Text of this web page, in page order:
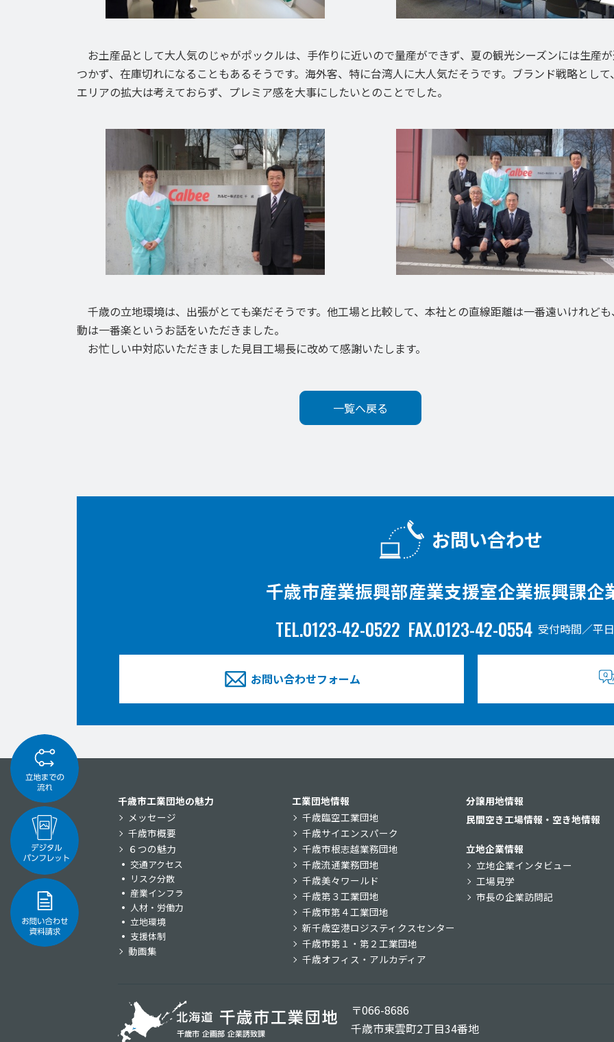
お土産品として大人気のじゃがポックルは、手作りに近いので量産ができず、夏の観光シーズンには生産
つかず、在庫切れになることもあるそうです。海外客、特に台湾人に大人気だそうです。ブランド戦略として
エリアの拡大は考えておらず、プレミア感を大事にしたいとのことでした。
千歳の立地環境は、出張がとても楽だそうです。他工場と比較して、本社との直線距離は一番遠いけれど
動は一番楽というお話をいただきました。
お忙しい中対応いただきました見目工場長に改めて感謝いたします。
一覧へ戻る
お問い合わせ
千歳市産業振興部産業支援室企業振興課企
TEL.0123-42-0522 FAX.0123-42-0554 受付時間／平
お問い合わせフォーム
千歳市工業団地の魅力
メッセージ
千歳市概要
６つの魅力
交通アクセス
リスク分散
産業インフラ
人材・労働力
立地環境
支援体制
動画集
工業団地情報
千歳臨空工業団地
千歳サイエンスパーク
千歳市根志越業務団地
千歳流通業務団地
千歳美々ワールド
千歳第３工業団地
千歳市第４工業団地
新千歳空港ロジスティクスセンター
千歳市第１・第２工業団地
千歳オフィス・アルカディア
分譲用地情報
民間空き工場情報・空き地情報
立地企業情報
立地企業インタビュー
工場見学
市長の企業訪問記
〒066-8686
千歳市東雲町2丁目34番地